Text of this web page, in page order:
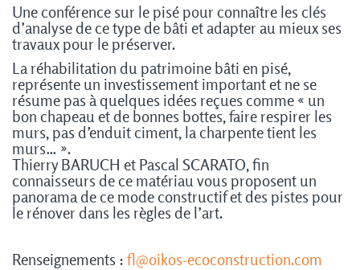
Une conférence sur le pisé pour connaître les clés
d’analyse de ce type de bâti et adapter au mieux ses
travaux pour le préserver.
La réhabilitation du patrimoine bâti en pisé,
représente un investissement important et ne se
résume pas à quelques idées reçues comme « un
bon chapeau et de bonnes bottes, faire respirer les
murs, pas d’enduit ciment, la charpente tient les
murs… ».
Thierry BARUCH et Pascal SCARATO, fin
connaisseurs de ce matériau vous proposent un
panorama de ce mode constructif et des pistes pour
le rénover dans les règles de l’art.
Renseignements : fl@oikos-ecoconstruction.com